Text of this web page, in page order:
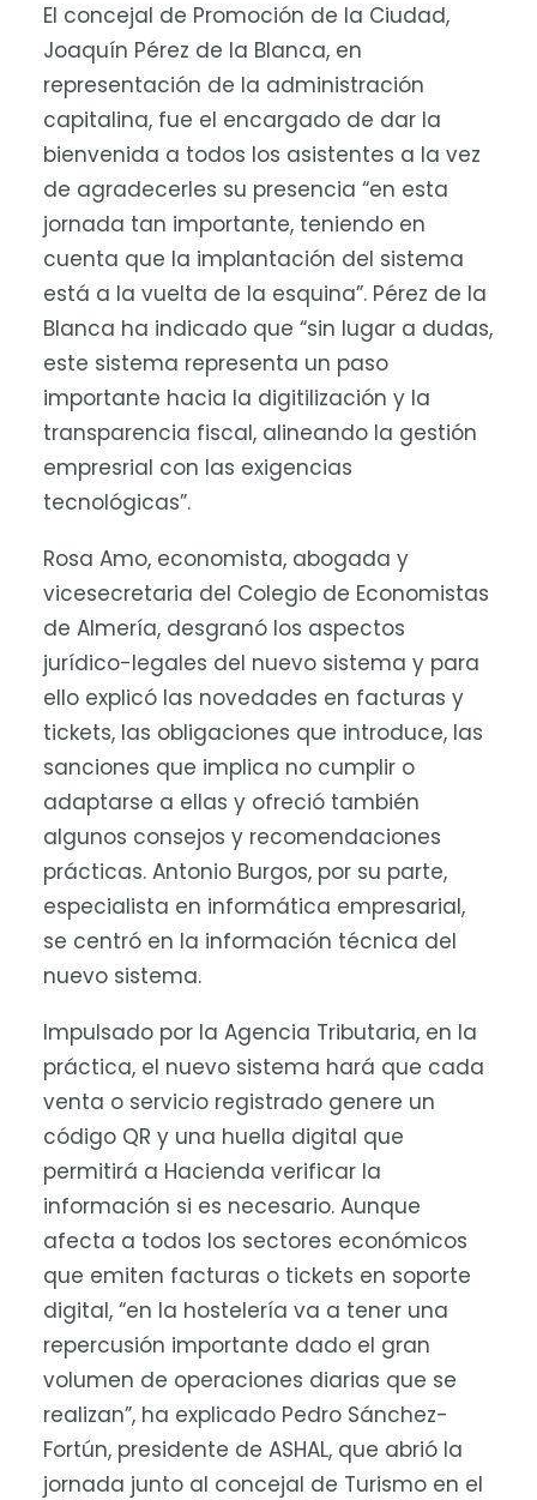
El concejal de Promoción de la Ciudad,
Joaquín Pérez de la Blanca, en
representación de la administración
capitalina, fue el encargado de dar la
bienvenida a todos los asistentes a la vez
de agradecerles su presencia “en esta
jornada tan importante, teniendo en
cuenta que la implantación del sistema
está a la vuelta de la esquina”. Pérez de la
Blanca ha indicado que “sin lugar a dudas,
este sistema representa un paso
importante hacia la digitilización y la
transparencia fiscal, alineando la gestión
empresrial con las exigencias
tecnológicas”.
Rosa Amo, economista, abogada y
vicesecretaria del Colegio de Economistas
de Almería, desgranó los aspectos
jurídico-legales del nuevo sistema y para
ello explicó las novedades en facturas y
tickets, las obligaciones que introduce, las
sanciones que implica no cumplir o
adaptarse a ellas y ofreció también
algunos consejos y recomendaciones
prácticas. Antonio Burgos, por su parte,
especialista en informática empresarial,
se centró en la información técnica del
nuevo sistema.
Impulsado por la Agencia Tributaria, en la
práctica, el nuevo sistema hará que cada
venta o servicio registrado genere un
código QR y una huella digital que
permitirá a Hacienda verificar la
información si es necesario. Aunque
afecta a todos los sectores económicos
que emiten facturas o tickets en soporte
digital, “en la hostelería va a tener una
repercusión importante dado el gran
volumen de operaciones diarias que se
realizan”, ha explicado Pedro Sánchez-
Fortún, presidente de ASHAL, que abrió la
jornada junto al concejal de Turismo en el